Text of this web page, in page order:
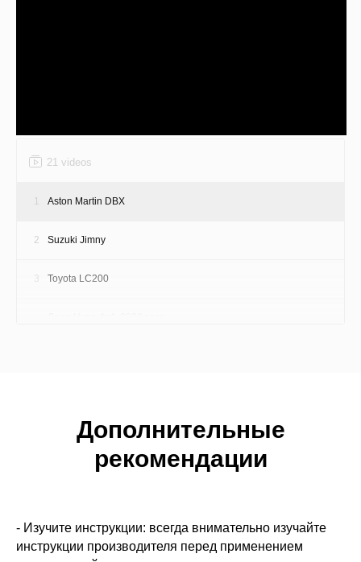
21 videos
1 Aston Martin DBX
2 Suzuki Jimny
3 Toyota LC200
Антикор от первого лица. Mercedes-Benz E-class
Coupe
9 Lada Priora
Дополнительные
рекомендации
- Изучите инструкции: всегда внимательно изучайте
инструкции производителя перед применением